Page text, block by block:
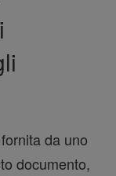
da uno
documento,